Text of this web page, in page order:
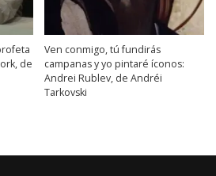
de
Ven conmigo, tú fundirás
campanas y yo pintaré íconos:
Andrei Rublev, de Andréi
Tarkovski